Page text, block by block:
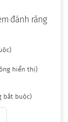
đánh răng
hiển thị)
bắt buộc)